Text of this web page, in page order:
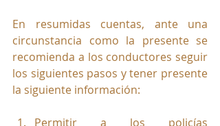
En resumidas cuentas, ante una
circunstancia como la presente se
recomienda a los conductores seguir
los siguientes pasos y tener presente
la siguiente información:
Permitir a los policías